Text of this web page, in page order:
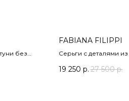
без
FABIANA FILIPPI
Серьги с деталями
19 250 р. 27 500 р.